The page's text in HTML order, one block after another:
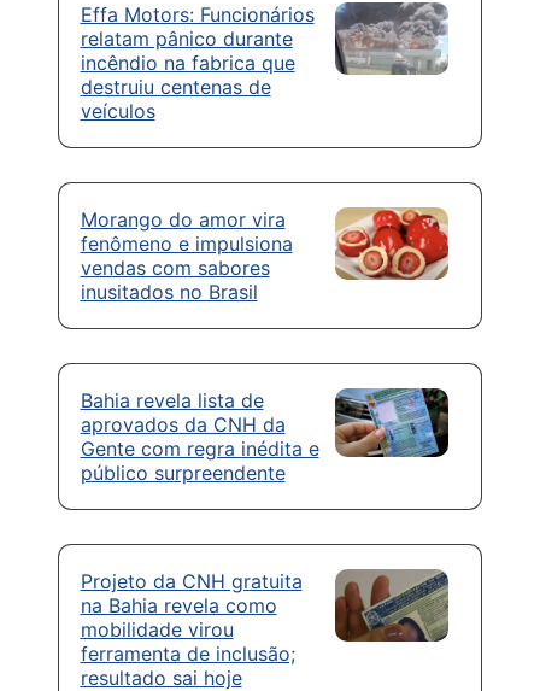
Effa Motors: Funcionários
relatam pânico durante
incêndio na fabrica que
destruiu centenas de
veículos
Morango do amor vira
fenômeno e impulsiona
vendas com sabores
inusitados no Brasil
Bahia revela lista de
aprovados da CNH da
Gente com regra inédita e
público surpreendente
Projeto da CNH gratuita
na Bahia revela como
mobilidade virou
ferramenta de inclusão;
resultado sai hoje